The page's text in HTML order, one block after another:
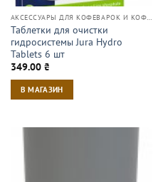
АКСЕССУАРЫ ДЛЯ КОФЕВАРОК И КОФЕМАШИН
Таблетки для очистки
гидросистемы Jura Hydro
Tablets 6 шт
349.00 ₴
В МАГАЗИН